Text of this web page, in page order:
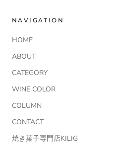
NAVIGATION
HOME
ABOUT
CATEGORY
WINE COLOR
COLUMN
CONTACT
焼き菓子専門店KILIG